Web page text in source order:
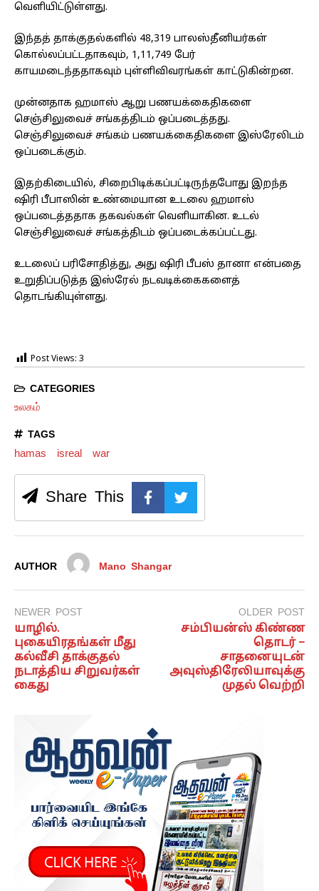
வெளியிட்டுள்ளது.
இந்தத் தாக்குதல்களில் 48,319 பாலஸ்தீனியர்கள்
கொல்லப்பட்டதாகவும், 1,11,749 பேர்
காயமடைந்ததாகவும் புள்ளிவிவரங்கள் காட்டுகின்றன.
முன்னதாக ஹமாஸ் ஆறு பணயக்கைதிகளை
செஞ்சிலுவைச் சங்கத்திடம் ஒப்படைத்தது.
செஞ்சிலுவைச் சங்கம் பணயக்கைதிகளை இஸ்ரேலிடம்
ஒப்படைக்கும்.
இதற்கிடையில், சிறைபிடிக்கப்பட்டிருந்தபோது இறந்த
ஷிரி பீபாஸின் உண்மையான உடலை ஹமாஸ்
ஒப்படைத்ததாக தகவல்கள் வெளியாகின. உடல்
செஞ்சிலுவைச் சங்கத்திடம் ஒப்படைக்கப்பட்டது.
உடலைப் பரிசோதித்து, அது ஷிரி பீபஸ் தானா என்பதை
உறுதிப்படுத்த இஸ்ரேல் நடவடிக்கைகளைத்
தொடங்கியுள்ளது.
Post Views: 3
CATEGORIES
உலகம்
TAGS
hamas isreal war
Share This
AUTHOR Mano Shangar
NEWER POST
யாழில்.
புகையிரதங்கள் மீது
கல்வீசி தாக்குதல்
நடாத்திய சிறுவர்கள்
கைது
OLDER POST
சம்பியன்ஸ் கிண்ண
தொடர் –
சாதனையுடன்
அவுஸ்திரேலியாவுக்கு
முதல் வெற்றி